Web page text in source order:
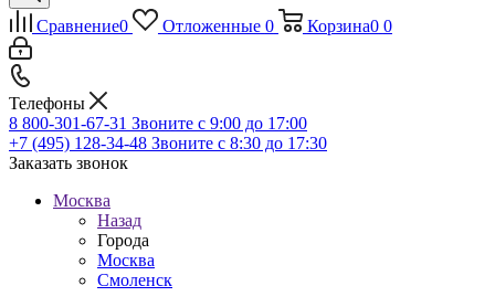
Сравнение0 Отложенные 0 Корзина0 0
Телефоны
8 800-301-67-31 Звоните с 9:00 до 17:00
+7 (495) 128-34-48 Звоните с 8:30 до 17:30
Заказать звонок
Москва
Назад
Города
Москва
Смоленск